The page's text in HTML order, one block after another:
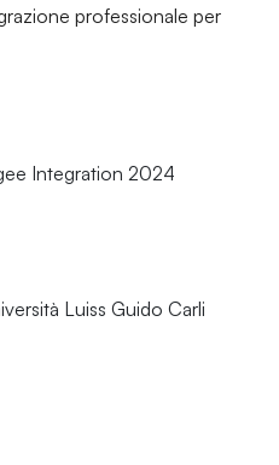
professionale per
Integration 2024
Luiss Guido Carli